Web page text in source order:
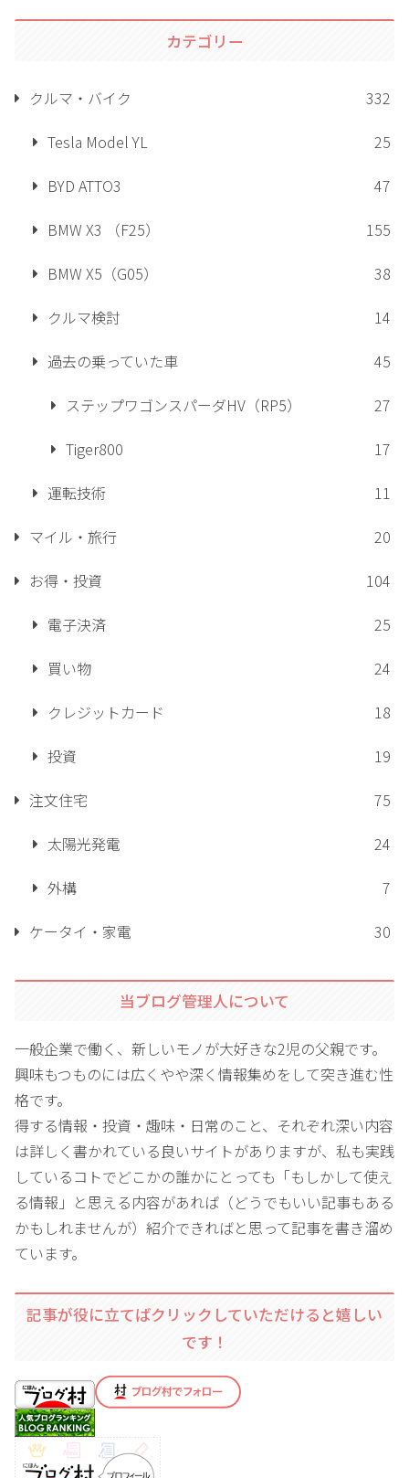
カテゴリー
クルマ・バイク
332
Tesla Model YL
25
BYD ATTO3
47
BMW X3 （F25）
155
BMW X5（G05）
38
クルマ検討
14
過去の乗っていた車
45
ステップワゴンスパーダHV（RP5）
27
Tiger800
17
運転技術
11
マイル・旅行
20
お得・投資
104
電子決済
25
買い物
24
クレジットカード
18
投資
19
注文住宅
75
太陽光発電
24
外構
7
ケータイ・家電
30
当ブログ管理人について
一般企業で働く、新しいモノが大好きな2児の父親です。
興味もつものには広くやや深く情報集めをして突き進む性
格です。
得する情報・投資・趣味・日常のこと、それぞれ深い内容
は詳しく書かれている良いサイトがありますが、私も実践
しているコトでどこかの誰かにとっても「もしかして使え
る情報」と思える内容があれば（どうでもいい記事もある
かもしれませんが）紹介できればと思って記事を書き溜め
ています。
記事が役に立てばクリックしていただけると嬉しい
です！